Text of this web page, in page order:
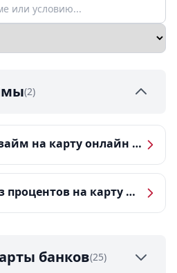
(2)
Срочный микрозайм на карту онлайн — получить деньги за 5 минут
Микрозаймы без процентов на карту — ТОП-10 за 2026 год
банков(25)